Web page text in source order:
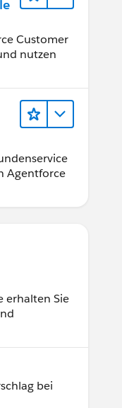
Customer
nutzen
Agentforce
erhalten Sie
bei